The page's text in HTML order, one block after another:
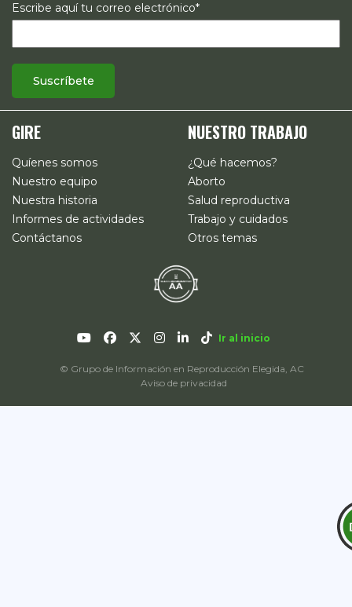
Escribe aquí tu correo electrónico*
GIRE
Quíenes somos
Nuestro equipo
Nuestra historia
Informes de actividades
Contáctanos
NUESTRO TRABAJO
¿Qué hacemos?
Aborto
Salud reproductiva
Trabajo y cuidados
Otros temas
© Grupo de Información en Reproducción Elegida, AC
Aviso de privacidad
Ir al inicio